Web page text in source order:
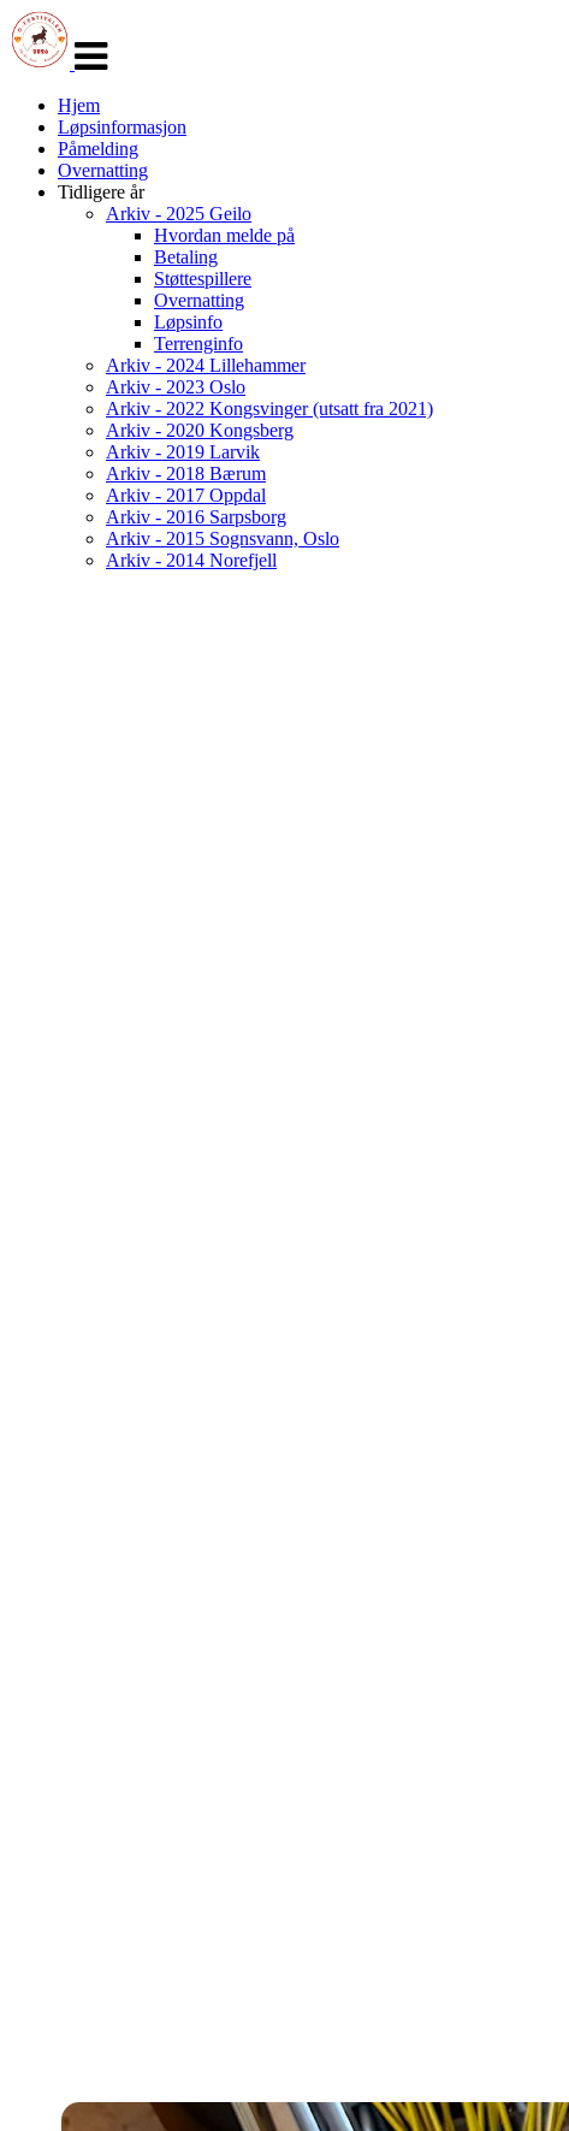
navigasjon
Hjem
Løpsinformasjon
Påmelding
Overnatting
Tidligere år
Arkiv - 2025 Geilo
Hvordan melde på
Betaling
Støttespillere
Overnatting
Løpsinfo
Terrenginfo
Arkiv - 2024 Lillehammer
Arkiv - 2023 Oslo
Arkiv - 2022 Kongsvinger (utsatt fra 2021)
Arkiv - 2020 Kongsberg
Arkiv - 2019 Larvik
Arkiv - 2018 Bærum
Arkiv - 2017 Oppdal
Arkiv - 2016 Sarpsborg
Arkiv - 2015 Sognsvann, Oslo
Arkiv - 2014 Norefjell